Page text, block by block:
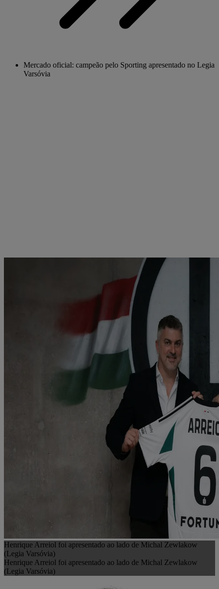
Mercado oficial: campeão pelo Sporting apresentado no Legia
Varsóvia
Henrique Arreiol foi apresentado ao lado de Michal Zewlakow
(Legia Varsóvia)
Henrique Arreiol foi apresentado ao lado de Michal Zewlakow
(Legia Varsóvia)